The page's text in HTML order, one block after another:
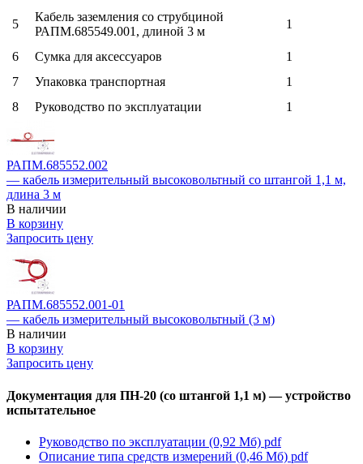
5
Кабель заземления со струбциной
РАПМ.685549.001, длиной 3 м
1
6 Сумка для аксессуаров
1
7
Упаковка транспортная
1
8
Руководство по эксплуатации 1
РАПМ.685552.002
— кабель измерительный высоковольтный со штангой 1,1 м,
длина 3 м
В наличии
В корзину
Запросить цену
РАПМ.685552.001-01
— кабель измерительный высоковольтный (3 м)
В наличии
В корзину
Запросить цену
Документация для ПН-20 (со штангой 1,1 м) — устройство
испытательное
Руководство по эксплуатации (0,92 Мб) pdf
Описание типа средств измерений (0,46 Мб) pdf